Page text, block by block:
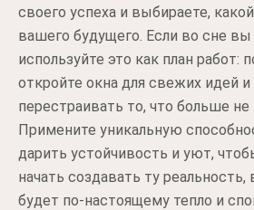
своего успеха и выбираете,
вашего будущего. Если во сне
используйте это как план работ:
откройте окна для свежих идей и
перестраивать то, что больше
Примените уникальную
дарить устойчивость и уют,
начать создавать ту
будет по-настоящему тепло и